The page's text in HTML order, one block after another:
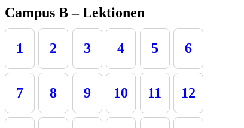
Campus B – Lektionen
1 2 3 4 5 6
7 8 9 10 11 12